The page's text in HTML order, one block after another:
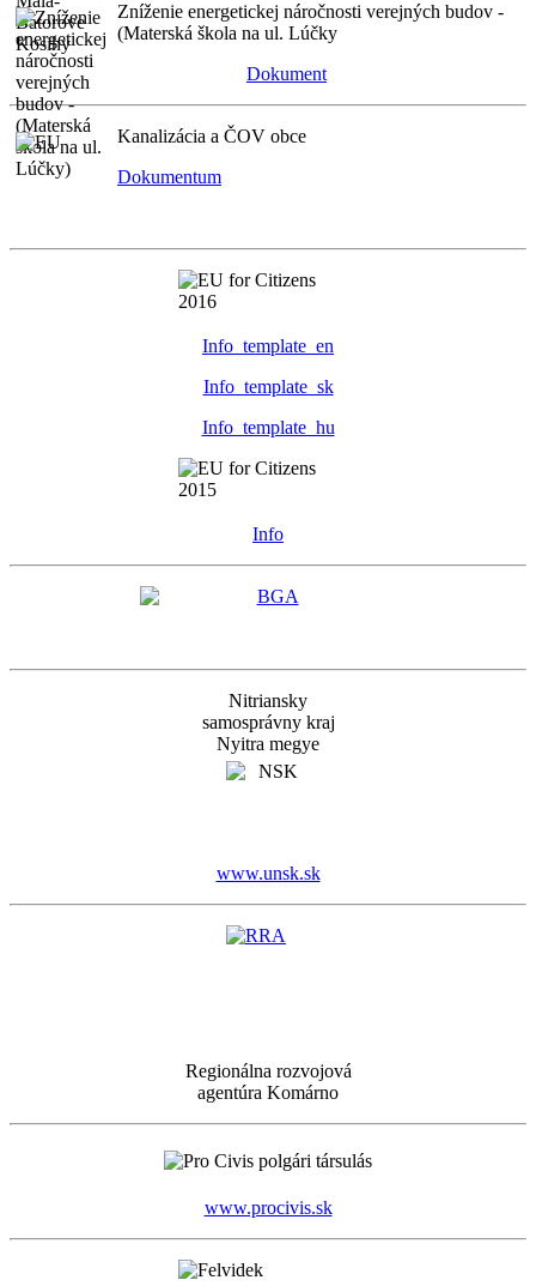
Zníženie energetickej náročnosti verejných budov -
(Materská škola na ul. Lúčky
Dokument
Kanalizácia a ČOV obce
Dokumentum
Info_template_en
Info_template_sk
Info_template_hu
Info
Nitriansky
samosprávny kraj
Nyitra megye
www.unsk.sk
Regionálna rozvojová
agentúra Komárno
www.procivis.sk